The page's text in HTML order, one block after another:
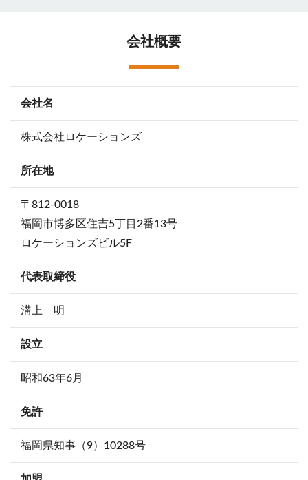
会社概要
会社名
株式会社ロケーションズ
所在地
〒812-0018
福岡市博多区住吉5丁目2番13号
ロケーションズビル5F
代表取締役
溝上 明
設立
昭和63年6月
免許
福岡県知事（9）10288号